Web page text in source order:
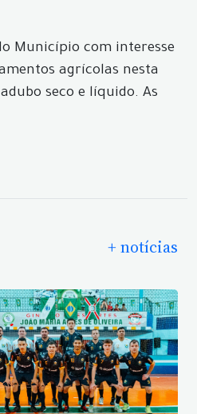
Município com interesse
agrícolas nesta
seco e líquido. As
+ notícias